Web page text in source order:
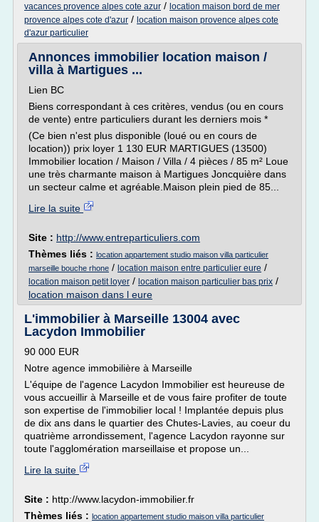
vacances provence alpes cote azur / location maison bord de mer
provence alpes cote d'azur / location maison provence alpes cote
d'azur particulier
Annonces immobilier location maison /
villa à Martigues ...
Lien BC
Biens correspondant à ces critères, vendus (ou en cours
de vente) entre particuliers durant les derniers mois *
(Ce bien n'est plus disponible (loué ou en cours de
location)) prix loyer 1 130 EUR MARTIGUES (13500)
Immobilier location / Maison / Villa / 4 pièces / 85 m² Loue
une très charmante maison à Martigues Joncquière dans
un secteur calme et agréable.Maison plein pied de 85...
Lire la suite
Site : http://www.entreparticuliers.com
Thèmes liés : location appartement studio maison villa particulier
marseille bouche rhone / location maison entre particulier eure /
location maison petit loyer / location maison particulier bas prix /
location maison dans l eure
L'immobilier à Marseille 13004 avec
Lacydon Immobilier
90 000 EUR
Notre agence immobilière à Marseille
L'équipe de l'agence Lacydon Immobilier est heureuse de
vous accueillir à Marseille et de vous faire profiter de toute
son expertise de l'immobilier local ! Implantée depuis plus
de dix ans dans le quartier des Chutes-Lavies, au coeur du
quatrième arrondissement, l'agence Lacydon rayonne sur
toute l'agglomération marseillaise et propose un...
Lire la suite
Site : http://www.lacydon-immobilier.fr
Thèmes liés : location appartement studio maison villa particulier